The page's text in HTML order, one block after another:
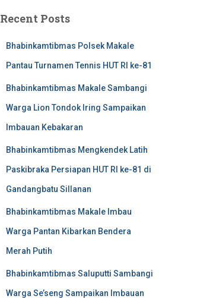
Recent Posts
Bhabinkamtibmas Polsek Makale
Pantau Turnamen Tennis HUT RI ke-81
Bhabinkamtibmas Makale Sambangi
Warga Lion Tondok Iring Sampaikan
Imbauan Kebakaran
Bhabinkamtibmas Mengkendek Latih
Paskibraka Persiapan HUT RI ke-81 di
Gandangbatu Sillanan
Bhabinkamtibmas Makale Imbau
Warga Pantan Kibarkan Bendera
Merah Putih
Bhabinkamtibmas Saluputti Sambangi
Warga Se’seng Sampaikan Imbauan